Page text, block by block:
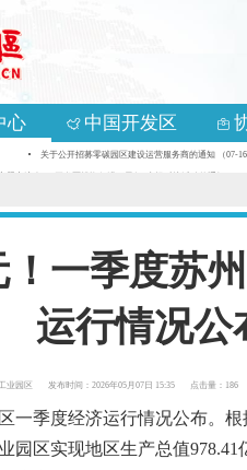
心 中国开发区
关于公开招募零碳园区建设运营服务商的通知 （07-16
交流会、“开发区投资促进万里行”专场对接活动的通知 （05-
！一季度苏
运行情况公
业园区 发布时间：2026年05月07日 15:35 点击量：186
季度经济运行情况公布。根
园区实现地区生产总值